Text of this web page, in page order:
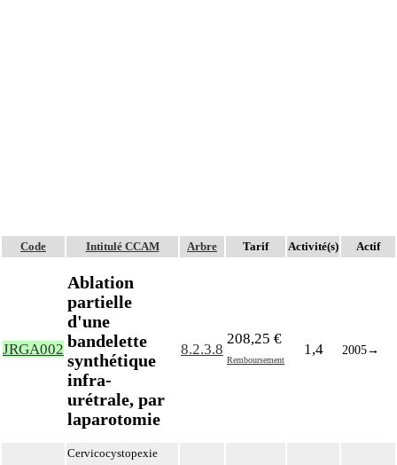
Code Intitulé CCAM Arbre Tarif Activité(s) Actif
JRGA002
Ablation
partielle
d'une
bandelette
synthétique
infra-
urétrale, par
laparotomie
8.2.3.8
208,25 €
Remboursement
1,4 2005→
Cervicocystopexie